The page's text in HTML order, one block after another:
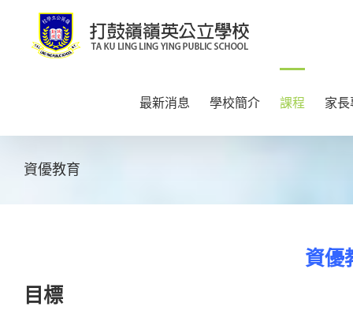
content
最新消息 學校簡介 課程 家
資優教育
資優
目標